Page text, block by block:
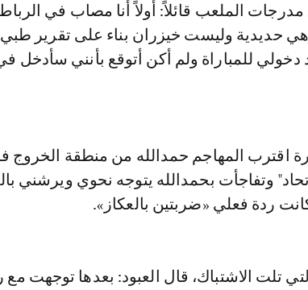
الملعب قائلاً: أولاً أنا مصاب في
حديدية وليست خيزران بناء على تقرير
دخولي للمباراة ولم أكن أتوقع بأنني سأدخل
اقترب المهاجم حمدالله من منطقة الخروج
وتفاجأت بحمدالله يتوجه نحوي ويرشني
ردة فعلي «ضربتين بالعكاز».
تلت الاشتباك، قال العبود: بعدها توجهت